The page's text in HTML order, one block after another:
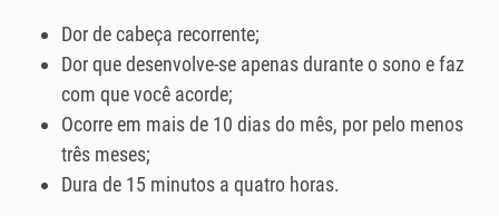
Dor de cabeça recorrente;
Dor que desenvolve-se apenas durante o sono e faz
com que você acorde;
Ocorre em mais de 10 dias do mês, por pelo menos
três meses;
Dura de 15 minutos a quatro horas.